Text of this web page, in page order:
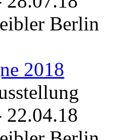
Berlin
2018
22.04.18